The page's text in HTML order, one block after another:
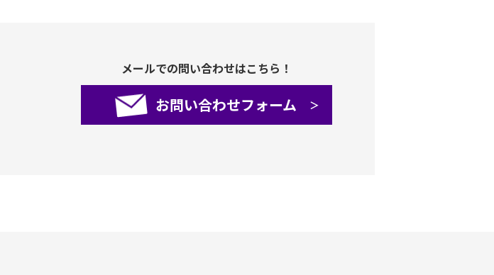
メールでの問い合わせはこちら！
お問い合わせフォーム